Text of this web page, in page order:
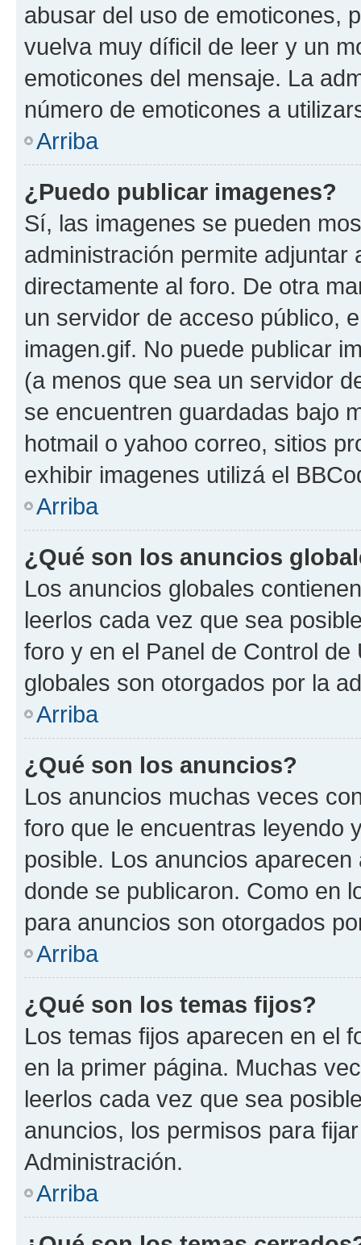
abusar del uso de emoticones,
vuelva muy díficil de leer y un
emoticones del mensaje. La
número de emoticones a
Arriba
¿Puedo publicar imagenes?
Sí, las imagenes se pueden
administración permite
directamente al foro. De otra
un servidor de acceso público,
imagen.gif. No puede publicar
(a menos que sea un servidor
se encuentren guardadas bajo
hotmail o yahoo correo, sitios
exhibir imagenes utilizá el
Arriba
¿Qué son los anuncios
Los anuncios globales
leerlos cada vez que sea
foro y en el Panel de Control
globales son otorgados por la
Arriba
¿Qué son los anuncios?
Los anuncios muchas veces
foro que le encuentras leyendo
posible. Los anuncios
donde se publicaron. Como en
para anuncios son otorgados
Arriba
¿Qué son los temas fijos?
Los temas fijos aparecen en el
en la primer página. Muchas
leerlos cada vez que sea
anuncios, los permisos para
Administración.
Arriba